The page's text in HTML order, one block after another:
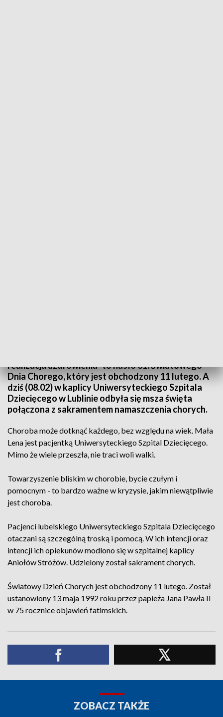
realizacja uzdrowienia" to hasło 31. Światowego
Dnia Chorego, który jest obchodzony 11 lutego. A
dziś (08.02) w kaplicy Uniwersyteckiego Szpitala
Dziecięcego w Lublinie odbyła się msza święta
połączona z sakramentem namaszczenia chorych.
Choroba może dotknąć każdego, bez względu na wiek. Mała
Lena jest pacjentką Uniwersyteckiego Szpital Dziecięcego.
Mimo że wiele przeszła, nie traci woli walki.
Towarzyszenie bliskim w chorobie, bycie czułym i
pomocnym - to bardzo ważne w kryzysie, jakim niewątpliwie
jest choroba.
Pacjenci lubelskiego Uniwersyteckiego Szpitala Dziecięcego
otaczani są szczególną troską i pomocą. W ich intencji oraz
intencji ich opiekunów modlono się w szpitalnej kaplicy
Aniołów Stróżów. Udzielony został sakrament chorych.
Światowy Dzień Chorych jest obchodzony 11 lutego. Został
ustanowiony 13 maja 1992 roku przez papieża Jana Pawła II
w 75 rocznice objawień fatimskich.
ZOBACZ TAKŻE